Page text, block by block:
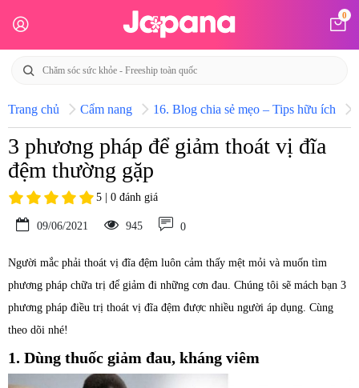
0
Trang chủ Cẩm nang 16. Blog chia sẻ mẹo – Tips hữu ích
3 phương pháp để giảm thoát vị đĩa
đệm thường gặp
5 | 0 đánh giá
09/06/2021 945 0
Người mắc phải thoát vị đĩa đệm luôn cảm thấy mệt mỏi và muốn tìm
phương pháp chữa trị để giảm đi những cơn đau. Chúng tôi sẽ mách bạn 3
phương pháp điều trị thoát vị đĩa đệm được nhiều người áp dụng. Cùng
theo dõi nhé!
1. Dùng thuốc giảm đau, kháng viêm